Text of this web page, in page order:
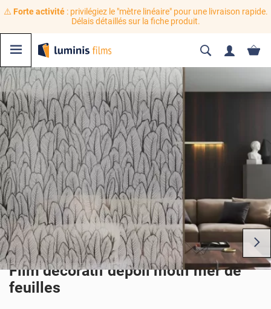
⚠️ Forte activité: privilégiez le "mètre linéaire" pour une livraison rapide.
Délais détaillés sur la fiche produit.
Film décoratif dépoli motif mer de
feuilles